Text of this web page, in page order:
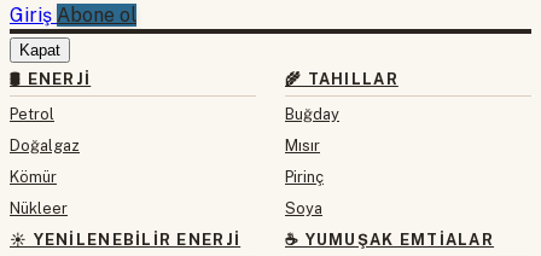
Giriş Abone ol
Kapat
🛢 ENERJI
Petrol
Doğalgaz
Kömür
Nükleer
☀️ YENILENEBILIR ENERJI
🌾 TAHILLAR
Buğday
Mısır
Pirinç
Soya
☕ YUMUŞAK EMTIALAR